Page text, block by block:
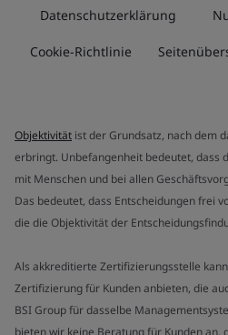
Datenschutzerklärung
Cookie-Richtlinie
Objektivität ist der Grundsatz, nach dem
erbringt. Unbefangenheit bedeutet, dass
mit Menschen und bei allen
Das bedeutet, dass Entscheidungen frei
die die Objektivität der
Als akkreditierte Zertifizierungsstelle
Zertifizierung für Kunden anbieten, die
BSI Group für dasselbe
bieten wir keine Beratung für Kunden an,